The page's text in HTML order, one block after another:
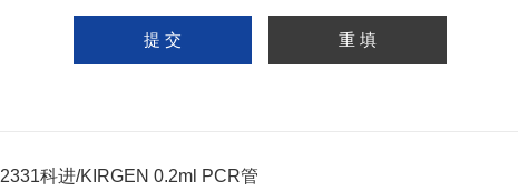
科进/KIRGEN 0.2ml PCR管